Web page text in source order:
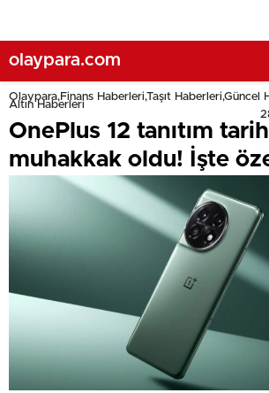
olaypara.com
Olaypara,Finans Haberleri,Taşıt Haberleri,Güncel
Altın Haberleri
OnePlus 12 tanıtım
muhakkak oldu! İşte